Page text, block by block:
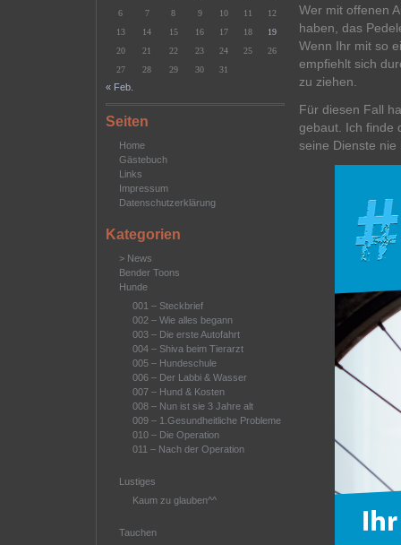
6
7 8 9 10 11
12
13
14 15 16 17 18
19
20
21 22 23 24 25
26
27
28 29 30 31
« Feb.
Seiten
Home
Gästebuch
Links
Impressum
Datenschutzerklärung
Kategorien
> News
Bender Toons
Hunde
001 – Steckbrief
002 – Wie alles begann
003 – Die erste Autofahrt
004 – Shiva beim Tierarzt
005 – Hundeschule
006 – Der Labbi & Wasser
007 – Hund & Kosten
008 – Nun ist sie 3 Jahre alt
009 – 1.Gesundheitliche Probleme
010 – Die Operation
011 – Nach der Operation
Lustiges
Kaum zu glauben^^
Tauchen
Wer mit offenen
haben, das
Wenn Ihr mit so
empfiehlt sich
zu ziehen.
Für diesen Fall
gebaut. Ich finde
seine Dienste